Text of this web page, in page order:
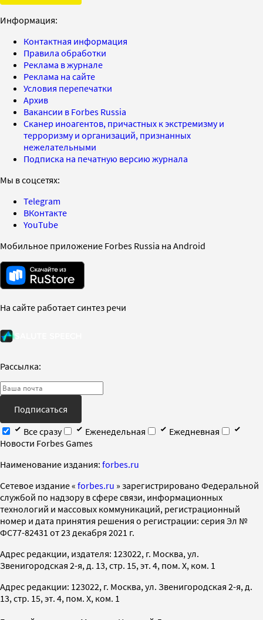
Информация:
Контактная информация
Правила обработки
Реклама в журнале
Реклама на сайте
Условия перепечатки
Архив
Вакансии в Forbes Russia
Сканер иноагентов, причастных к экстремизму и
терроризму и организаций, признанных
нежелательными
Подписка на печатную версию журнала
Мы в соцсетях:
Telegram
ВКонтакте
YouTube
Мобильное приложение Forbes Russia на Android
На сайте работает синтез речи
Рассылка:
Подписаться
Все сразу
Еженедельная
Ежедневная
Новости Forbes Games
Наименование издания: forbes.ru
Cетевое издание « forbes.ru » зарегистрировано Федеральной
службой по надзору в сфере связи, информационных
технологий и массовых коммуникаций, регистрационный
номер и дата принятия решения о регистрации: серия Эл №
ФС77-82431 от 23 декабря 2021 г.
Адрес редакции, издателя: 123022, г. Москва, ул.
Звенигородская 2-я, д. 13, стр. 15, эт. 4, пом. X, ком. 1
Адрес редакции: 123022, г. Москва, ул. Звенигородская 2-я, д.
13, стр. 15, эт. 4, пом. X, ком. 1